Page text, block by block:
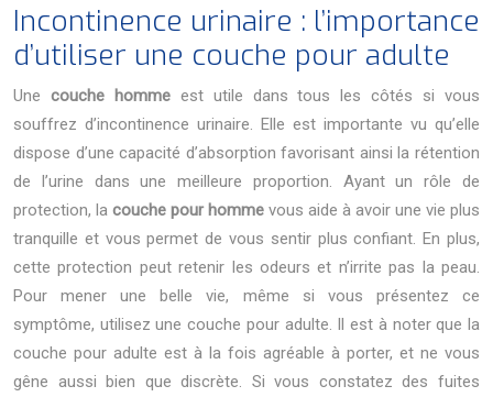
Incontinence urinaire : l’importance
d’utiliser une couche pour adulte
Une couche hommeest utile dans tous les côtés si vous
souffrez d’incontinence urinaire. Elle est importante vu qu’elle
dispose d’une capacité d’absorption favorisant ainsi la rétention
de l’urine dans une meilleure proportion. Ayant un rôle de
protection, la couche pour homme vous aide à avoir une vie plus
tranquille et vous permet de vous sentir plus confiant. En plus,
cette protection peut retenir les odeurs et n’irrite pas la peau.
Pour mener une belle vie, même si vous présentez ce
symptôme, utilisez une couche pour adulte. Il est à noter que la
couche pour adulte est à la fois agréable à porter, et ne vous
gêne aussi bien que discrète. Si vous constatez des fuites